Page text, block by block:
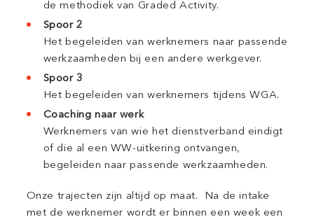
de methodiek van Graded Activity.
Spoor 2
Het begeleiden van werknemers naar passende
werkzaamheden bij een andere werkgever.
Spoor 3
Het begeleiden van werknemers tijdens WGA.
Coaching naar werk
Werknemers van wie het dienstverband eindigt
of die al een WW-uitkering ontvangen,
begeleiden naar passende werkzaamheden.
Onze trajecten zijn altijd op maat. Na de intake
met de werknemer wordt er binnen een week een